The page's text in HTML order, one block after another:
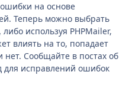
на основе
Теперь можно выбрать
используя PHPMailer,
влиять на то, попадает
Сообщайте в постах об
для исправлений ошибок